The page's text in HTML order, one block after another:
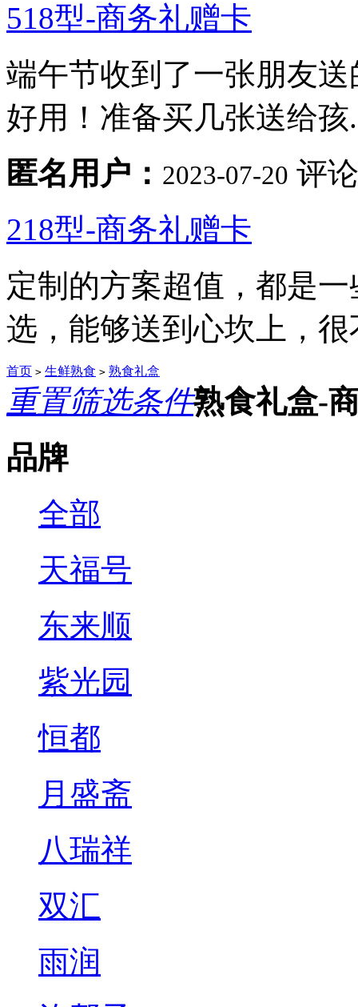
518型-商务礼赠卡
端午节收到了一张朋友
好用！准备买几张送给孩
匿名用户： 2023-07-20 评
218型-商务礼赠卡
定制的方案超值，都是
选，能够送到心坎上，很
首页 > 生鲜熟食 > 熟食礼盒
重置筛选条件熟食礼盒-
品牌
全部
天福号
东来顺
紫光园
恒都
月盛斋
八瑞祥
双汇
雨润